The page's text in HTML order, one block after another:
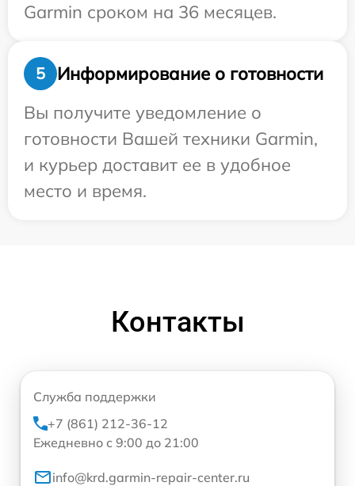
Garmin сроком на 36 месяцев.
5
Информирование о готовности
Вы получите уведомление о
готовности Вашей техники Garmin,
и курьер доставит ее в удобное
место и время.
Контакты
Служба поддержки
+7 (861) 212-36-12
Ежедневно с 9:00 до 21:00
info@krd.garmin-repair-center.ru